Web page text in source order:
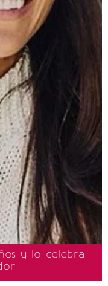
y lo celebra